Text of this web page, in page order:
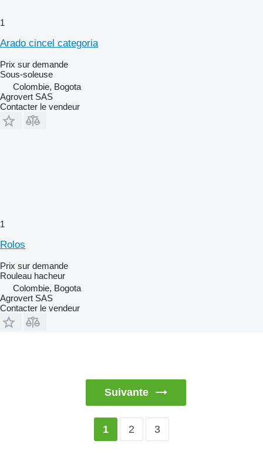
1
Arado cincel categoria
Prix sur demande
Sous-soleuse
Colombie, Bogota
Agrovert SAS
Contacter le vendeur
1
Rolos
Prix sur demande
Rouleau hacheur
Colombie, Bogota
Agrovert SAS
Contacter le vendeur
Suivante
1 2 3